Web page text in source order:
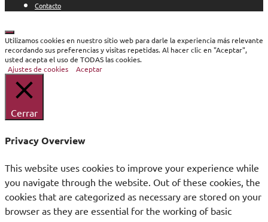
Contacto
Cerrar
Utilizamos cookies en nuestro sitio web para darle la experiencia más relevante
recordando sus preferencias y visitas repetidas. Al hacer clic en "Aceptar",
usted acepta el uso de TODAS las cookies.
Ajustes de cookies
Aceptar
Cerrar
Privacy Overview
This website uses cookies to improve your experience while
you navigate through the website. Out of these cookies, the
cookies that are categorized as necessary are stored on your
browser as they are essential for the working of basic